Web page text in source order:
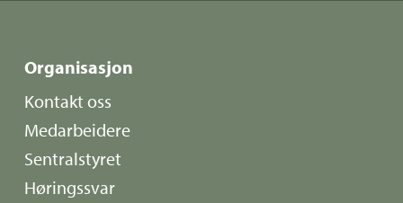
Organisasjon
Kontakt oss
Medarbeidere
Sentralstyret
Høringssvar